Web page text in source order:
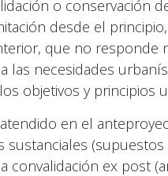
o conservación
desde el
que no responde
las necesidades
objetivos y principios
en el
sustanciales
convalidación ex post